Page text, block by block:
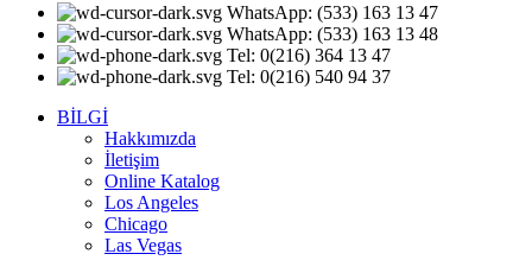
WhatsApp: (533) 163 13 47
WhatsApp: (533) 163 13 48
Tel: 0(216) 364 13 47
Tel: 0(216) 540 94 37
BİLGİ
Hakkımızda
İletişim
Online Katalog
Los Angeles
Chicago
Las Vegas